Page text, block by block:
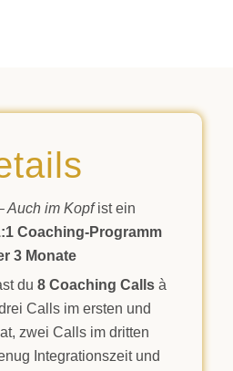
Auch im Kopfist ein
Coaching-Programm
3 Monate
du 8 Coaching Callsà
Calls im ersten und
zwei Calls im dritten
Integrationszeit und